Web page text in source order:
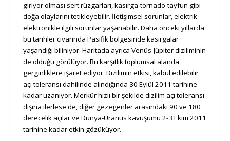
giriyor olması sert rüzgarları, kasırga-tornado-tayfun gibi
doğa olaylarını tetikleyebilir. İletişimsel sorunlar, elektrik-
elektronikle ilgili sorunlar yaşanabilir. Daha önceki yıllarda
bu tarihler civarında Pasifik bölgesinde kasırgalar
yaşandığı biliniyor. Haritada ayrıca Venüs-Jüpiter diziliminin
de olduğu görülüyor. Bu karşıtlık toplumsal alanda
gerginliklere işaret ediyor. Dizilimin etkisi, kabul edilebilir
açı toleransı dahilinde alındığında 30 Eylül 2011 tarihine
kadar uzanıyor. Merkür hızlı bir şekilde dizilim açı toleransı
dışına ilerlese de, diğer gezegenler arasındaki 90 ve 180
derecelik açılar ve Dünya-Uranüs kavuşumu 2-3 Ekim 2011
tarihine kadar etkin gözüküyor.